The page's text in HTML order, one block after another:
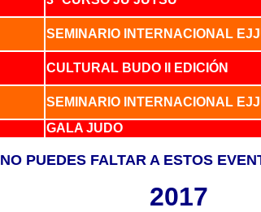
SEMINARIO INTERNACIONAL
CULTURAL BUDO II EDICIÓN
SEMINARIO INTERNACIONAL
GALA JUDO
NO PUEDES FALTAR A ESTOS
2017